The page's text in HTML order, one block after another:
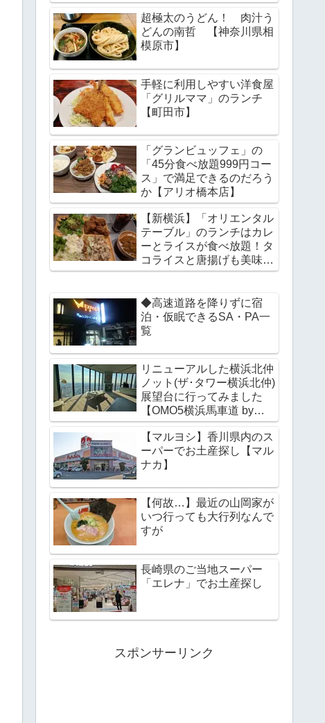
超極太のうどん！ 肉汁う
どんの南哲 【神奈川県相
模原市】
手軽に利用しやすい洋食屋
「グリルママ」のランチ
【町田市】
「グランビュッフェ」の
「45分食べ放題999円コー
ス」で満足できるのだろう
か【アリオ橋本店】
【新横浜】「オリエンタル
テーブル」のランチはカレ
ーとライスが食べ放題！タ
コライスと唐揚げも美味し
い
◆高速道路を降りずに宿
泊・仮眠できるSA・PA一
覧
リニューアルした横浜北仲
ノット(ザ･タワー横浜北仲)
展望台に行ってみました
【OMO5横浜馬車道 by星
野リゾート】
【マルヨシ】香川県内のス
ーパーでお土産探し【マル
ナカ】
【何故…】最近の山岡家が
いつ行っても大行列なんで
すが
長崎県のご当地スーパー
「エレナ」でお土産探し
スポンサーリンク